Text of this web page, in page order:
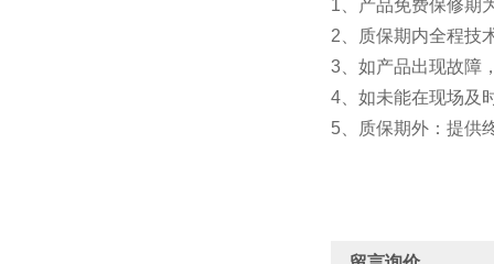
1、产品免费保修期
2、质保期内全
3、如产品出现故障
4、如未能在现场及
5、质保期外：提供